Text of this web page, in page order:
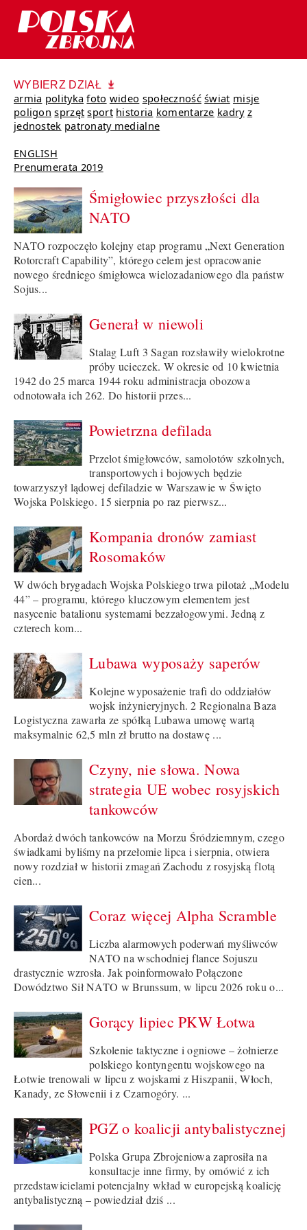
WYBIERZ DZIAŁ
armia polityka foto wideo społeczność świat misje
poligon sprzęt sport historia komentarze kadry z
jednostek patronaty medialne
ENGLISH
Prenumerata 2019
Śmigłowiec przyszłości dla
NATO
NATO rozpoczęło kolejny etap programu „Next Generation
Rotorcraft Capability”, którego celem jest opracowanie
nowego średniego śmigłowca wielozadaniowego dla państw
Sojus...
Generał w niewoli
Stalag Luft 3 Sagan rozsławiły wielokrotne
próby ucieczek. W okresie od 10 kwietnia
1942 do 25 marca 1944 roku administracja obozowa
odnotowała ich 262. Do historii przes...
Powietrzna defilada
Przelot śmigłowców, samolotów szkolnych,
transportowych i bojowych będzie
towarzyszył lądowej defiladzie w Warszawie w Święto
Wojska Polskiego. 15 sierpnia po raz pierwsz...
Kompania dronów zamiast
Rosomaków
W dwóch brygadach Wojska Polskiego trwa pilotaż „Modelu
44” – programu, którego kluczowym elementem jest
nasycenie batalionu systemami bezzałogowymi. Jedną z
czterech kom...
Lubawa wyposaży saperów
Kolejne wyposażenie trafi do oddziałów
wojsk inżynieryjnych. 2 Regionalna Baza
Logistyczna zawarła ze spółką Lubawa umowę wartą
maksymalnie 62,5 mln zł brutto na dostawę ...
Czyny, nie słowa. Nowa
strategia UE wobec rosyjskich
tankowców
Abordaż dwóch tankowców na Morzu Śródziemnym, czego
świadkami byliśmy na przełomie lipca i sierpnia, otwiera
nowy rozdział w historii zmagań Zachodu z rosyjską flotą
cien...
Coraz więcej Alpha Scramble
Liczba alarmowych poderwań myśliwców
NATO na wschodniej flance Sojuszu
drastycznie wzrosła. Jak poinformowało Połączone
Dowództwo Sił NATO w Brunssum, w lipcu 2026 roku o...
Gorący lipiec PKW Łotwa
Szkolenie taktyczne i ogniowe – żołnierze
polskiego kontyngentu wojskowego na
Łotwie trenowali w lipcu z wojskami z Hiszpanii, Włoch,
Kanady, ze Słowenii i z Czarnogóry. ...
PGZ o koalicji antybalistycznej
Polska Grupa Zbrojeniowa zaprosiła na
konsultacje inne firmy, by omówić z ich
przedstawicielami potencjalny wkład w europejską koalicję
antybalistyczną – powiedział dziś ...